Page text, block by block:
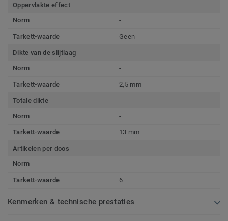
Oppervlakte effect
Norm
-
Tarkett-waarde Geen
Dikte van de slijtlaag
Norm
-
Tarkett-waarde 2,5 mm
Totale dikte
Norm
-
Tarkett-waarde 13 mm
Artikelen per doos
Norm
-
Tarkett-waarde 6
Kenmerken & technische prestaties